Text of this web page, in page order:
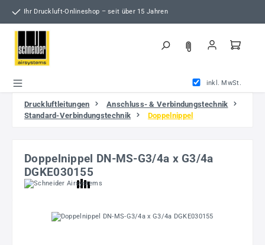
Zum Hauptinhalt springen
Ihr Druckluft-Onlineshop – seit über 15 Jahren
inkl. MwSt.
Druckluftleitungen
Anschluss- & Verbindungstechnik
Standard-Verbindungstechnik
Doppelnippel
Doppelnippel DN-MS-G3/4a x G3/4a
DGKE030155
Bildergalerie überspringen